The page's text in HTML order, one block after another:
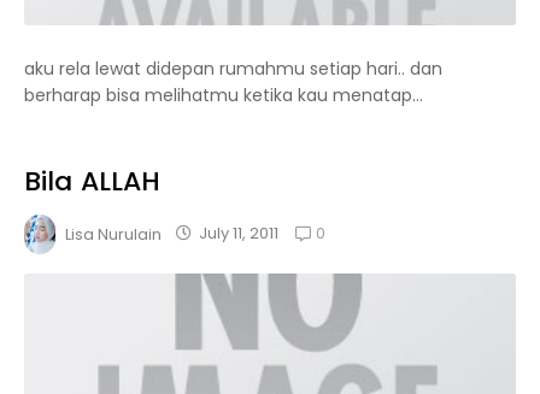
aku rela lewat didepan rumahmu setiap hari.. dan
berharap bisa melihatmu ketika kau menatap...
Bila ALLAH
Lisa Nurulain July 11, 2011 0